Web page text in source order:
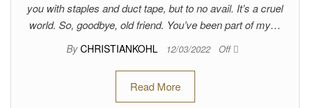
you with staples and duct tape, but to no avail. It’s a cruel
world. So, goodbye, old friend. You’ve been part of my…
By CHRISTIANKOHL 12/03/2022 Off
Read More